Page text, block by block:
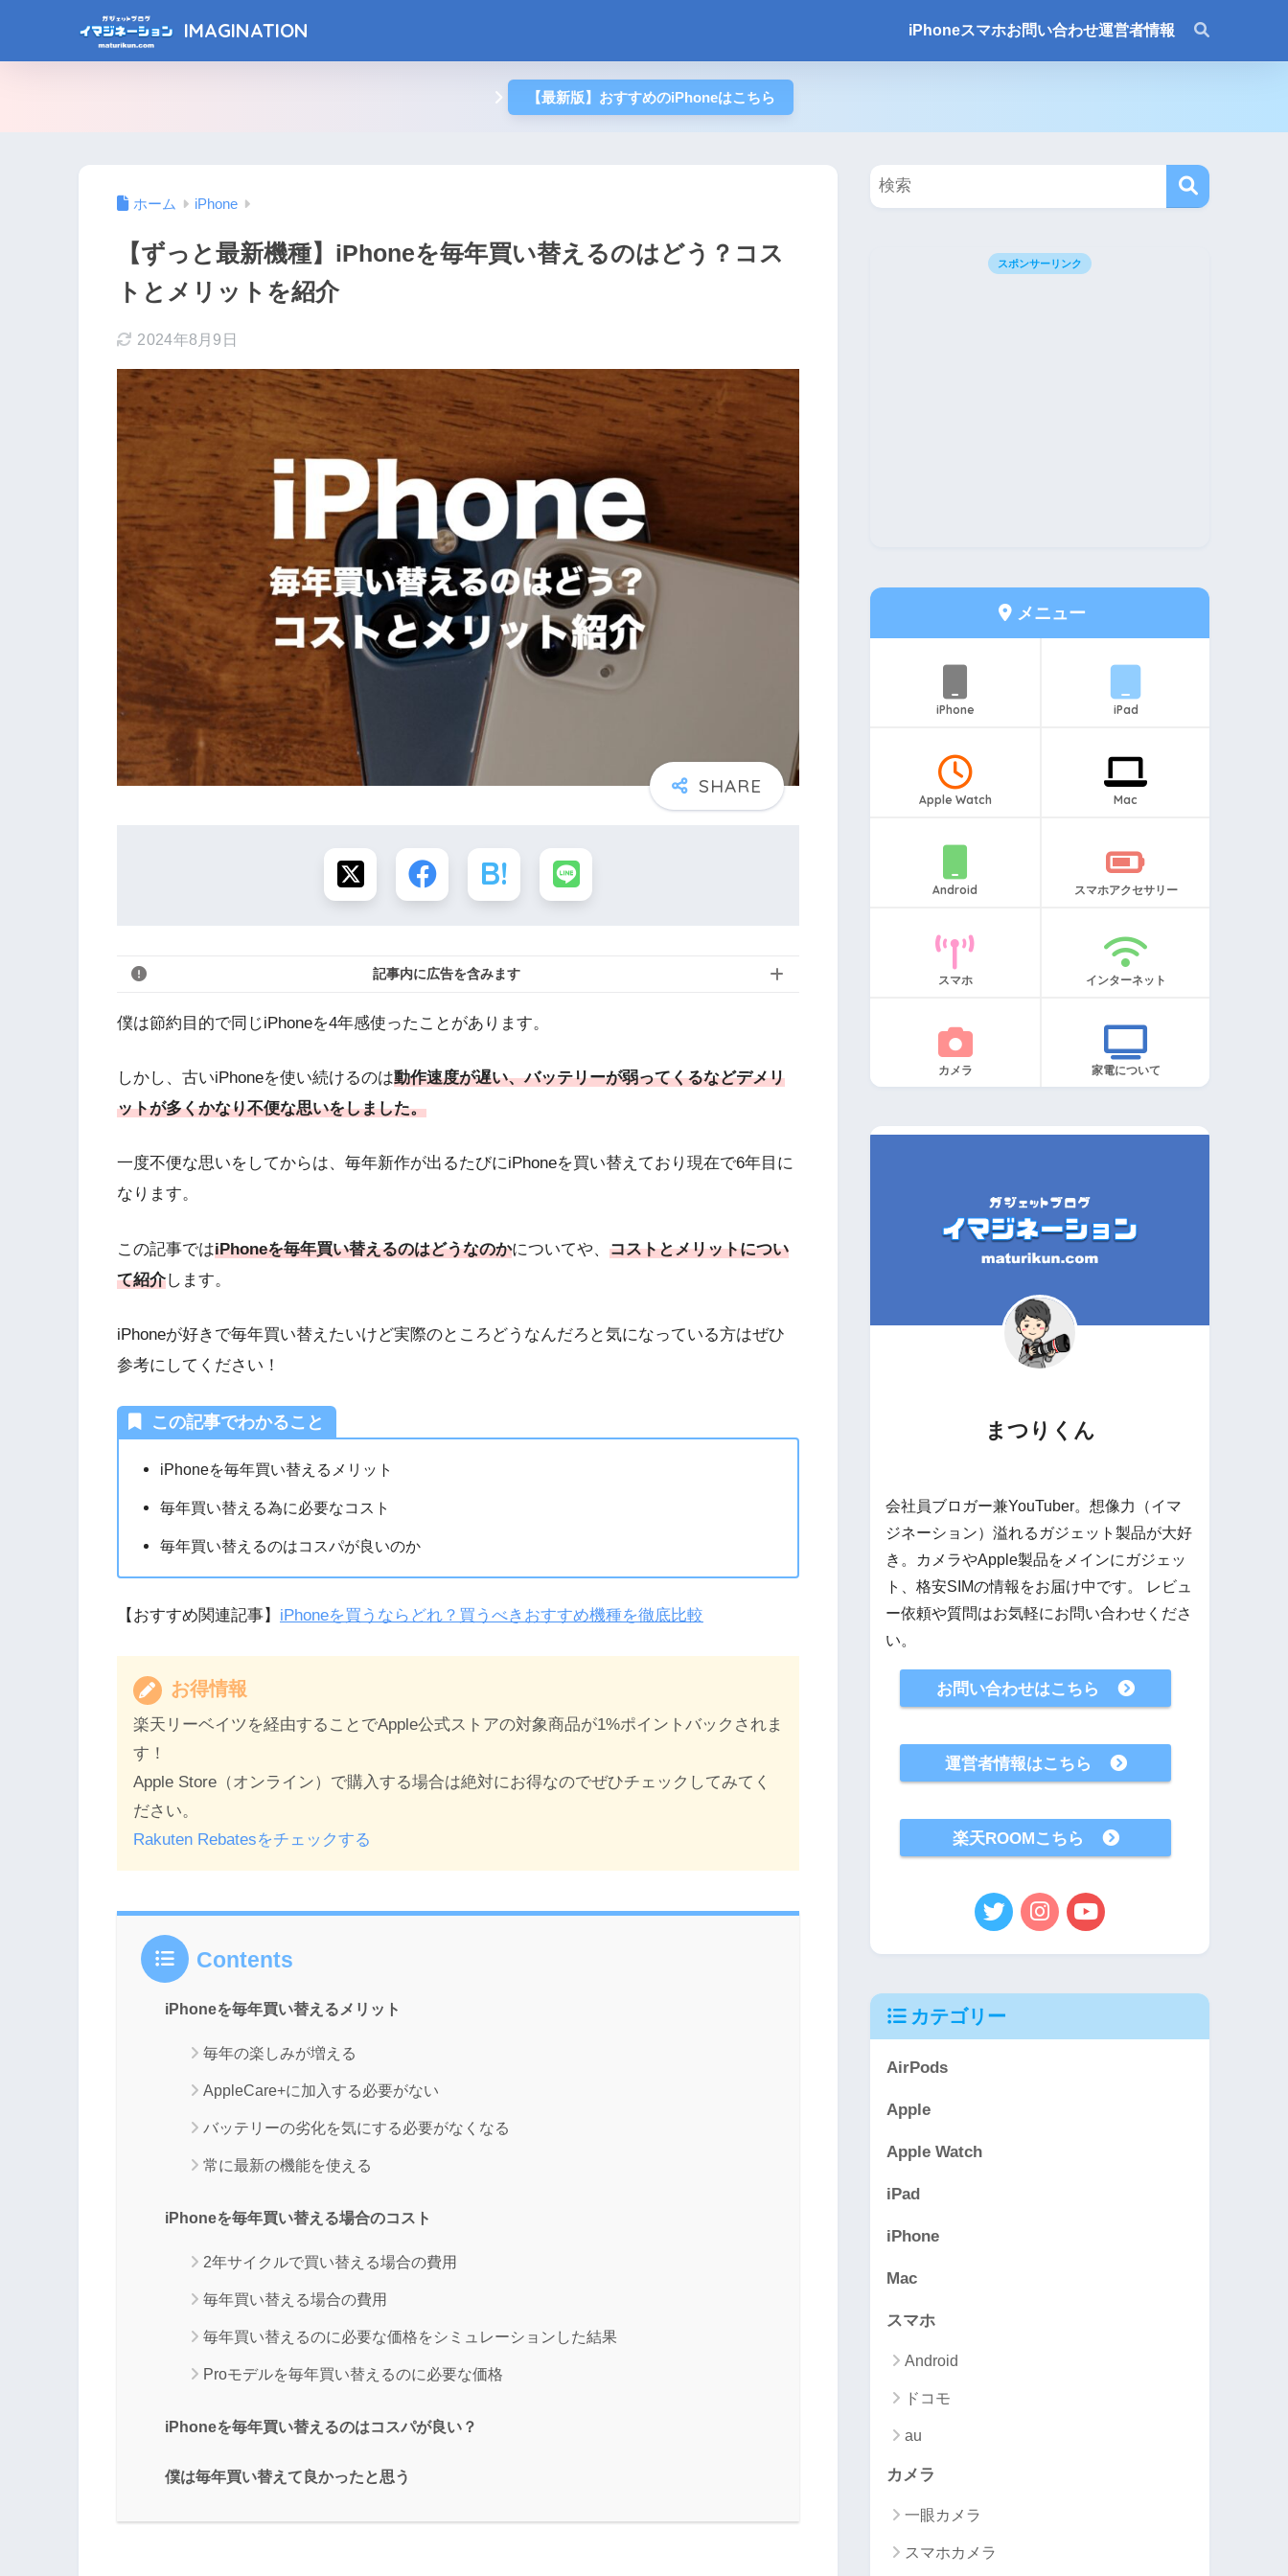
IMAGINATION iPhoneスマホお問い合わせ運営者情報
【最新版】おすすめのiPhoneはこちら
ホーム iPhone
【ずっと最新機種】iPhoneを毎年買い替えるのはどう？コス
トとメリットを紹介
2024年8月9日
記事内に広告を含みます
僕は節約目的で同じiPhoneを4年感使ったことがあります。
しかし、古いiPhoneを使い続けるのは動作速度が遅い、バッテリーが弱ってくるなどデメリ
ットが多くかなり不便な思いをしました。
一度不便な思いをしてからは、毎年新作が出るたびにiPhoneを買い替えており現在で6年目に
なります。
この記事ではiPhoneを毎年買い替えるのはどうなのかについてや、 コストとメリットについ
て紹介します。
iPhoneが好きで毎年買い替えたいけど実際のところどうなんだろと気になっている方はぜひ
参考にしてください！
この記事でわかること
iPhoneを毎年買い替えるメリット
毎年買い替える為に必要なコスト
毎年買い替えるのはコスパが良いのか
【おすすめ関連記事】 iPhoneを買うならどれ？買うべきおすすめ機種を徹底比較
お得情報
楽天リーベイツを経由することでApple公式ストアの対象商品が1%ポイントバックされま
す！
Apple Store（オンライン）で購入する場合は絶対にお得なのでぜひチェックしてみてく
ださい。
Rakuten Rebatesをチェックする
Contents
iPhoneを毎年買い替えるメリット
毎年の楽しみが増える
AppleCare+に加入する必要がない
バッテリーの劣化を気にする必要がなくなる
常に最新の機能を使える
iPhoneを毎年買い替える場合のコスト
2年サイクルで買い替える場合の費用
毎年買い替える場合の費用
毎年買い替えるのに必要な価格をシミュレーションした結果
Proモデルを毎年買い替えるのに必要な価格
iPhoneを毎年買い替えるのはコスパが良い？
僕は毎年買い替えて良かったと思う
スポンサーリンク
メニュー
iPhone iPad
Apple Watch Mac
Android スマホアクセサリー
スマホ インターネット
カメラ 家電について
まつりくん
会社員ブロガー兼YouTuber。想像力（イマ
ジネーション）溢れるガジェット製品が大好
き。カメラやApple製品をメインにガジェッ
ト、格安SIMの情報をお届け中です。 レビュ
ー依頼や質問はお気軽にお問い合わせくださ
い。
お問い合わせはこちら
運営者情報はこちら
楽天ROOMこちら
カテゴリー
AirPods
Apple
Apple Watch
iPad
iPhone
Mac
スマホ
Android
ドコモ
au
カメラ
一眼カメラ
スマホカメラ